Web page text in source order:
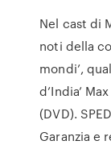
Nel cast di
noti della
mondi’,
d’India’
(DVD).
Garanzia e